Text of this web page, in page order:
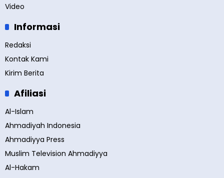
Video
Informasi
Redaksi
Kontak Kami
Kirim Berita
Afiliasi
Al-Islam
Ahmadiyah Indonesia
Ahmadiyya Press
Muslim Television Ahmadiyya
Al-Hakam